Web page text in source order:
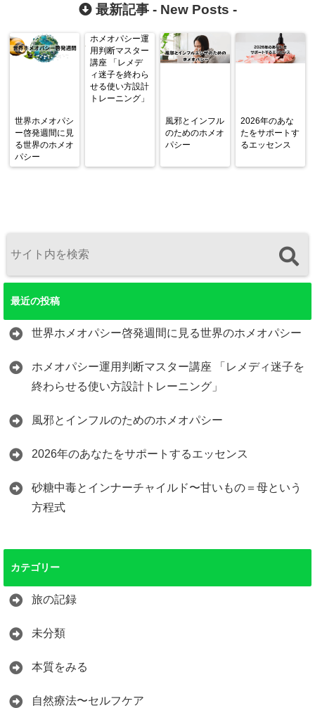
最新記事 - New Posts -
世界ホメオパシ
ー啓発週間に見
る世界のホメオ
パシー
ホメオパシー運
用判断マスター
講座 「レメデ
ィ迷子を終わら
せる使い方設計
トレーニング」
風邪とインフル
のためのホメオ
パシー
2026年のあな
たをサポートす
るエッセンス
最近の投稿
世界ホメオパシー啓発週間に見る世界のホメオパシー
ホメオパシー運用判断マスター講座 「レメディ迷子を
終わらせる使い方設計トレーニング」
風邪とインフルのためのホメオパシー
2026年のあなたをサポートするエッセンス
砂糖中毒とインナーチャイルド〜甘いもの＝母という
方程式
カテゴリー
旅の記録
未分類
本質をみる
自然療法〜セルフケア